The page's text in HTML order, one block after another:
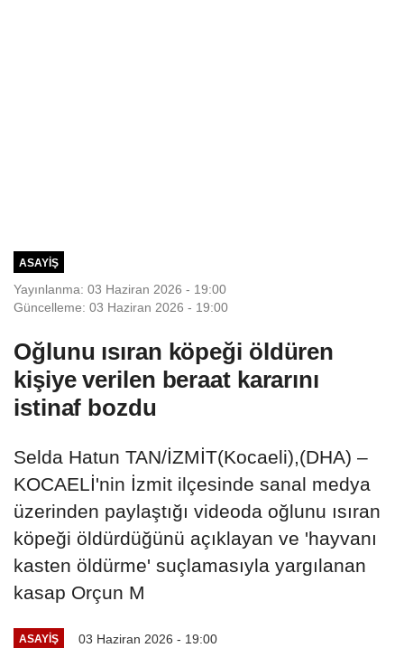
ASAYIŞ
Yayınlanma: 03 Haziran 2026 - 19:00
Güncelleme: 03 Haziran 2026 - 19:00
Oğlunu ısıran köpeği öldüren
kişiye verilen beraat kararını
istinaf bozdu
Selda Hatun TAN/İZMİT(Kocaeli),(DHA) –
KOCAELİ'nin İzmit ilçesinde sanal medya
üzerinden paylaştığı videoda oğlunu ısıran
köpeği öldürdüğünü açıklayan ve 'hayvanı
kasten öldürme' suçlamasıyla yargılanan
kasap Orçun M
ASAYIŞ 03 Haziran 2026 - 19:00